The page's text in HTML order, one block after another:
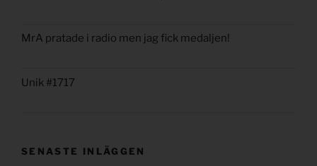
MrA pratade i radio men jag fick medaljen!
Unik #1717
SENASTE INLÄGGEN